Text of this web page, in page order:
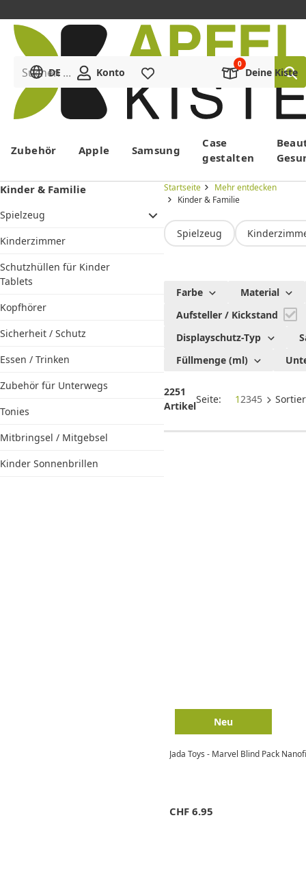
Menü
Suchen ...
DE Konto Deine Kiste
Zubehör Apple Samsung
Case
gestalten
Kinder & Familie
Spielzeug
Kinderzimmer
Schutzhüllen für Kinder
Tablets
Kopfhörer
Sicherheit / Schutz
Essen / Trinken
Zubehör für Unterwegs
Tonies
Mitbringsel / Mitgebsel
Kinder Sonnenbrillen
Startseite
Mehr entdecken
Kinder & Familie
Spielzeug
Alles für
Kinder &
Familie
Farbe
Material
Aufsteller / Kickstand
Displayschutz-Typ
Füllmenge (ml)
2251
Artikel
Seite: 12345
Neu
Jada Toys - Marvel Blind Pack
CHF 6.95